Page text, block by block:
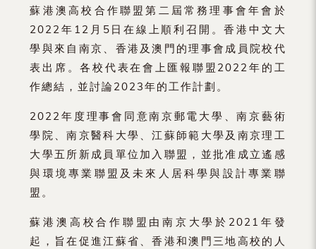
蘇港澳高校合作聯盟第二屆常務理事會年會於
2022年12月5日在線上順利召開。香港中文大
學與來自南京、香港及澳門的理事會成員院校代
表出席。各校代表在會上匯報聯盟2022年的工
作總結，並討論2023年的工作計劃。
2022年度理事會同意南京郵電大學、南京藝術
學院、南京醫科大學、江蘇師範大學及南京理工
大學五所新成員單位加入聯盟，並批准成立遙感
與環境專業聯盟及未來人居科學與設計專業聯
盟。
蘇港澳高校合作聯盟由南京大學於2021年發
起，旨在促進江蘇省、香港和澳門三地高校的人